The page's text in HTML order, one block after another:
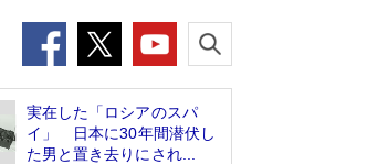
実在した「ロシアのスパ
イ」 日本に30年間潜伏し
た男と置き去りにされ...